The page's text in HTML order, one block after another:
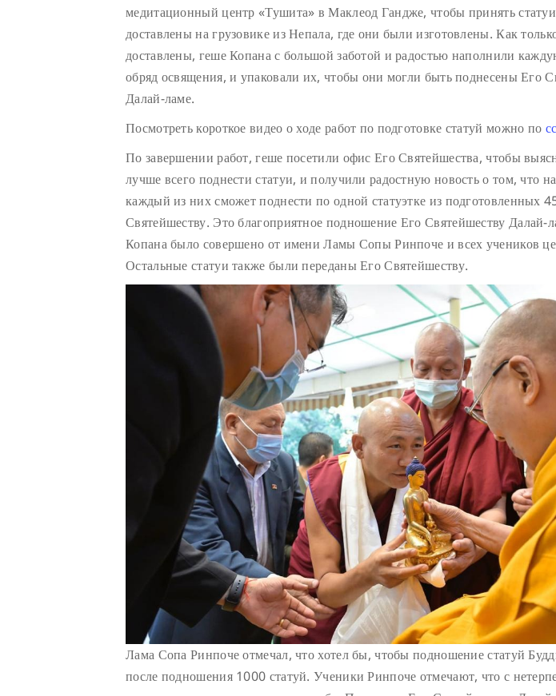
медитационный центр «Тушита» в Маклеод Гандже, чтобы принять
доставлены на грузовике из Непала, где они были изготовлены. Как
доставлены, геше Копана с большой заботой и радостью наполнили
обряд освящения, и упаковали их, чтобы они могли быть поднесены Его
Далай-ламе.
Посмотреть короткое видео о ходе работ по подготовке статуй можно по
По завершении работ, геше посетили офис Его Святейшества, чтобы
лучше всего поднести статуи, и получили радостную новость о том, что
каждый из них сможет поднести по одной статуэтке из подготовленных
Святейшеству. Это благоприятное подношение Его Святейшеству Далай-
Копана было совершено от имени Ламы Сопы Ринпоче и всех учеников
Остальные статуи также были переданы Его Святейшеству.
Лама Сопа Ринпоче отмечал, что хотел бы, чтобы подношение статуй
после подношения 1000 статуй. Ученики Ринпоче отмечают, что с